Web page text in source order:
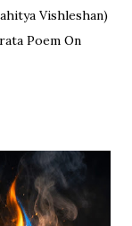
Vishleshan)
Poem On
more Veer
में खड़े हुए, रक्त
पांडव पाँच बिचारे